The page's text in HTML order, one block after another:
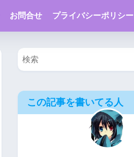
お問合せ プライバシーポリシー
この記事を書いてる人